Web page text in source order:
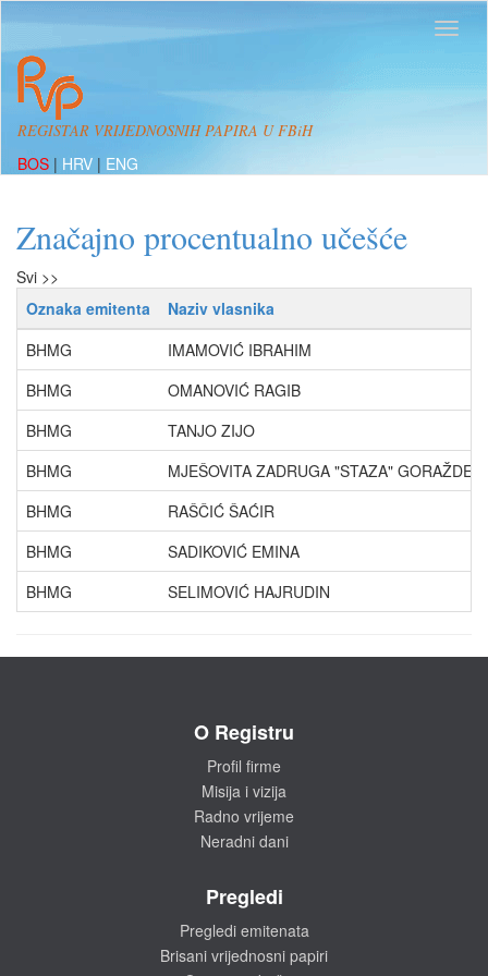
REGISTAR VRIJEDNOSNIH PAPIRA U FBiH
BOS | HRV | ENG
Značajno procentualno učešće
Svi >>
Oznaka emitenta
Naziv vlasnika
BHMG
IMAMOVIĆ IBRAHIM
BHMG
OMANOVIĆ RAGIB
BHMG
TANJO ZIJO
BHMG
MJEŠOVITA ZADRUGA "STAZA" GORAŽDE
BHMG
RAŠČIĆ ŠAĆIR
BHMG
SADIKOVIĆ EMINA
BHMG
SELIMOVIĆ HAJRUDIN
O Registru
Profil firme
Misija i vizija
Radno vrijeme
Neradni dani
Pregledi
Pregledi emitenata
Brisani vrijednosni papiri